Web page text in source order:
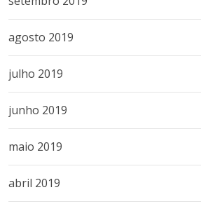
agosto 2019
julho 2019
junho 2019
maio 2019
abril 2019